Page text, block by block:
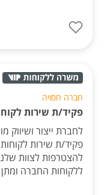
חברה חסויה
פקיד/ת שירות
לחברת ייצור ושיווק
פקיד/ת שירות
להצטרפות לצוות
ללקוחות החברה ומתן